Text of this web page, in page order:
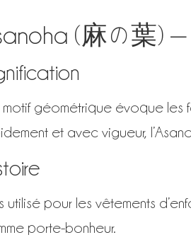
(麻の葉) —
géométrique évoque les
et avec vigueur,
utilisé pour les vêtements
porte-bonheur.